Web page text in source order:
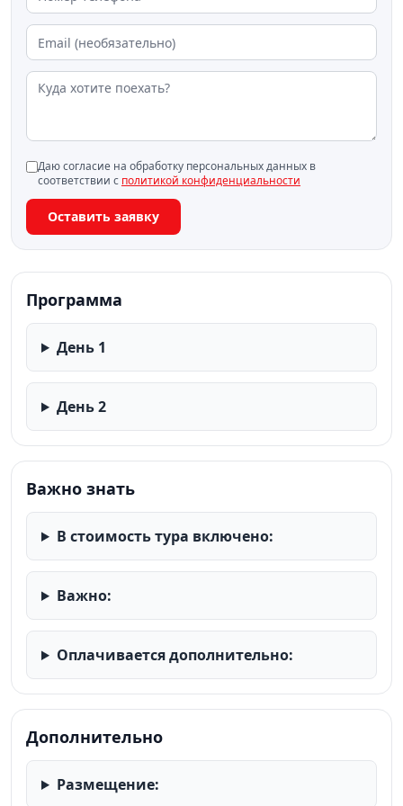
Размещение в отеле в Сортавале.
День 2. Хаски, горы и легенды викингов.
Завтрак в отеле.
Подъем на горуПаасо
Наблюдение за проходящим по дамбе
ретропоездом(знаменитый кадр, словно из
старинной хроники).
Посещениепитомника хаски
собаками породы хаски, обзорная экскурсия о
происхождении и особенностях породы,
возможность погладить и сфотографировать собак.
Чаепитие с карельским травяным чаем в тёплой
юрте.
Дополнительно (за доп. плату)— посещение музея
(«Крепость черного медведя»), где можно
примерить доспехи, подержать оружие и увидеть
реконструкции построек.
Остановка в фирменном магазине форелевого
хозяйства (свежая рыба, икра) и магазине карельских
бальзамов и настоек.
Отправление в Санкт-Петербург. Прибытие поздно
вечером (ориентировочно 23:00).
Даю согласие на обработку персональных данных в
соответствии с политикой конфиденциальности
Оставить заявку
Программа
День 1
День 2
Важно знать
В стоимость тура включено:
Важно:
Оплачивается дополнительно:
Дополнительно
Размещение: